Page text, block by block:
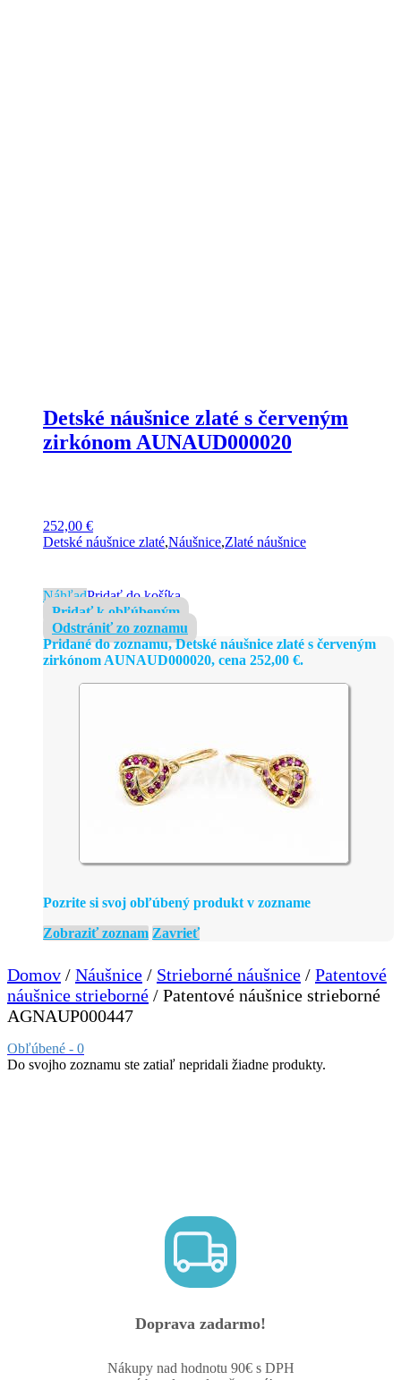
Detské náušnice zlaté s červeným
zirkónom AUNAUD000020
252,00 €
Detské náušnice zlaté,Náušnice,Zlaté náušnice
NáhľadPridať do košíka
Pridať k obľúbeným
Odstrániť zo zoznamu
Pridané do zoznamu, Detské náušnice zlaté s červeným
zirkónom AUNAUD000020, cena 252,00 €.
Pozrite si svoj obľúbený produkt v zozname
Zobraziť zoznam Zavrieť
Domov / Náušnice / Strieborné náušnice / Patentové
náušnice strieborné / Patentové náušnice strieborné
AGNAUP000447
Obľúbené - 0
Do svojho zoznamu ste zatiaľ nepridali žiadne produkty.
Doprava zadarmo!
Nákupy nad hodnotu 90€ s DPH